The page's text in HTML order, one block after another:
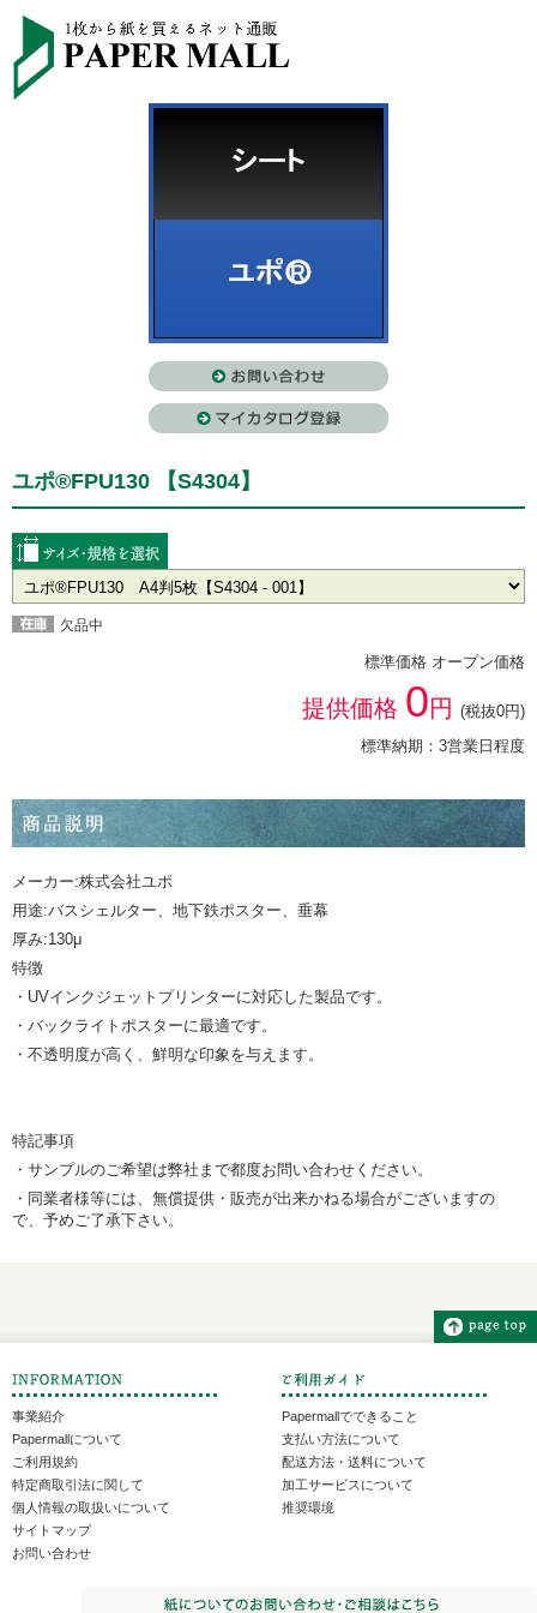
ユポ®FPU130 【S4304】
欠品中
標準価格 オープン価格
提供価格 0円 (税抜0円)
標準納期：3営業日程度
メーカー:株式会社ユポ
用途:バスシェルター、地下鉄ポスター、垂幕
厚み:130μ
特徴
・UVインクジェットプリンターに対応した製品です。
・バックライトポスターに最適です。
・不透明度が高く、鮮明な印象を与えます。
特記事項
・サンプルのご希望は弊社まで都度お問い合わせください。
・同業者様等には、無償提供・販売が出来かねる場合がございますの
で、予めご了承下さい。
事業紹介
Papermallについて
ご利用規約
特定商取引法に関して
個人情報の取扱いについて
サイトマップ
お問い合わせ
Papermallでできること
支払い方法について
配送方法・送料について
加工サービスについて
推奨環境